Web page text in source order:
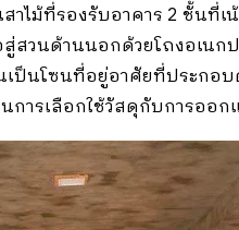
าไม้ที่รองรับอาคาร 2 ชั้น
วนด้านนอกด้วยโถงอเนก
ป็นโซนที่อยู่อาศัยที่ประกอ
การเลือกใช้วัสดุกับการ